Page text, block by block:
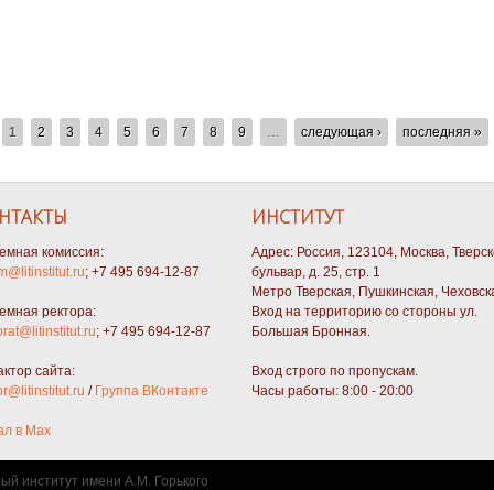
1 2 3 4 5 6 7 8 9 следующая › последняя »
комиссия:
; +7 495 694-12-87
ректора:
; +7 495 694-12-87
сайта:
/ Группа ВКонтакте
в Max
ИНСТИТУТ
Адрес: Россия, 123104, Москва,
бульвар, д. 25, стр. 1
Метро Тверская, Пушкинская,
Вход на территорию со стороны ул.
Большая Бронная.
Вход строго по пропускам.
Часы работы: 8:00 - 20:00
институт имени А.М. Горького